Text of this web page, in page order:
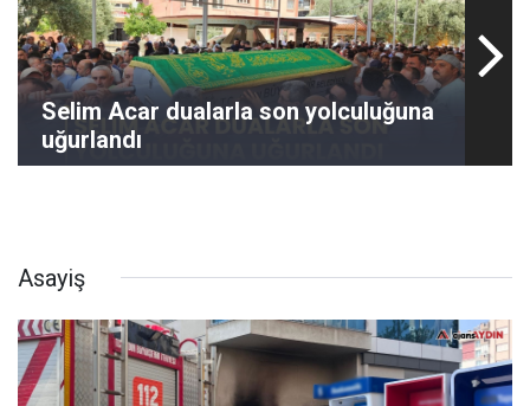
Selim Acar dualarla son yolculuğuna
uğurlandı
Asayiş